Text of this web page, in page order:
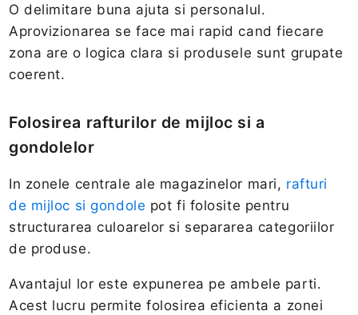
O delimitare buna ajuta si personalul.
Aprovizionarea se face mai rapid cand fiecare
zona are o logica clara si produsele sunt grupate
coerent.
Folosirea rafturilor de mijloc si a
gondolelor
In zonele centrale ale magazinelor mari, rafturi
de mijloc si gondole pot fi folosite pentru
structurarea culoarelor si separarea categoriilor
de produse.
Avantajul lor este expunerea pe ambele parti.
Acest lucru permite folosirea eficienta a zonei